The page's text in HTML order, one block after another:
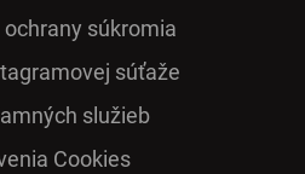
súkromia
sú­ťaže
služieb
Cookies